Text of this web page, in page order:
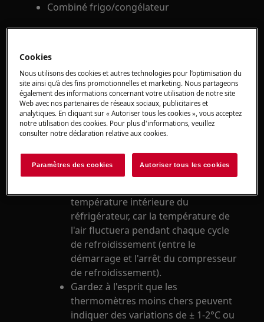
Combiné frigo/congélateur
Vérifiez que l'appareil refroidit
correctement.
Mesurez la température avec un
thermomètre dans un verre d'eau
placé au réfrigérateur.
Si la température de l'air est de +4 à +
correctement.
La température à cœur des aliments
température intérieure du
réfrigérateur, car la température de
l'air fluctuera pendant chaque cycle
de refroidissement (entre le
démarrage et l'arrêt du compresseur
de refroidissement).
Gardez à l'esprit que les
thermomètres moins chers peuvent
indiquer des variations de ± 1-2°C ou
Cookies
Nous utilisons des cookies et autres technologies pour l’optimisation du
site ainsi qu’à des fins promotionnelles et marketing. Nous partageons
également des informations concernant votre utilisation de notre site
Web avec nos partenaires de réseaux sociaux, publicitaires et
analytiques. En cliquant sur « Autoriser tous les cookies », vous acceptez
notre utilisation des cookies. Pour plus d'informations, veuillez
consulter notre déclaration relative aux cookies.
Paramètres des cookies Autoriser tous les cookies